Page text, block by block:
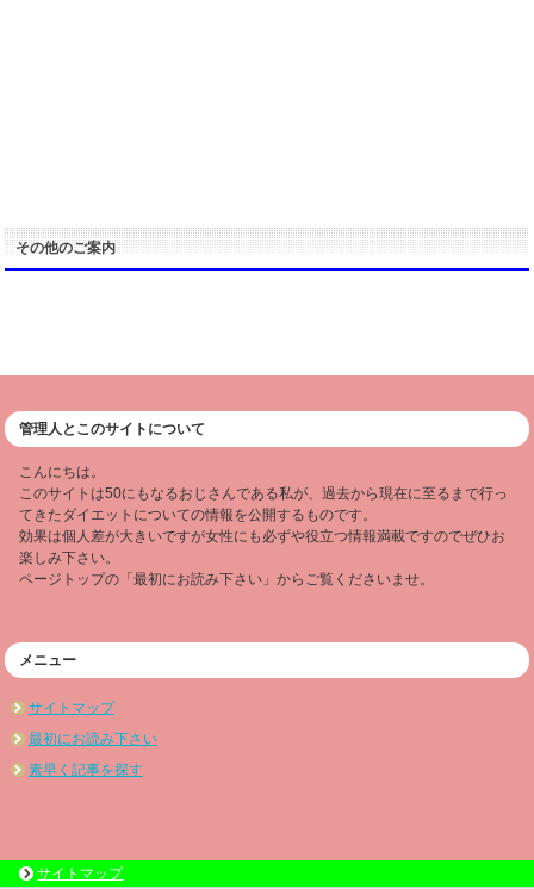
その他のご案内
管理人とこのサイトについて
こんにちは。
このサイトは50にもなるおじさんである私が、過去から現在に至るまで行っ
てきたダイエットについての情報を公開するものです。
効果は個人差が大きいですが女性にも必ずや役立つ情報満載ですのでぜひお
楽しみ下さい。
ページトップの「最初にお読み下さい」からご覧くださいませ。
メニュー
サイトマップ
最初にお読み下さい
素早く記事を探す
サイトマップ